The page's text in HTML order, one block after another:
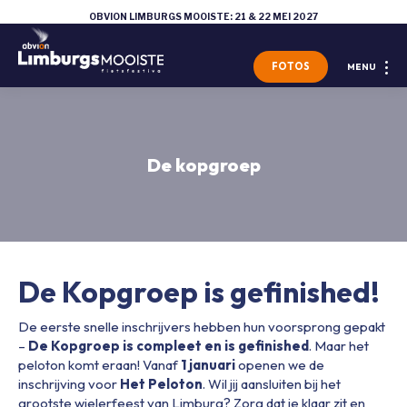
OBVION LIMBURGS MOOISTE: 21 & 22 MEI 2027
MENU
FOTOS
De kopgroep
De Kopgroep is gefinished!
De eerste snelle inschrijvers hebben hun voorsprong gepakt
– De Kopgroep is compleet en is gefinished. Maar het
peloton komt eraan! Vanaf 1 januariopenen we de
inschrijving voor Het Peloton. Wil jij aansluiten bij het
grootste wielerfeest van Limburg? Zorg dat je klaar zit en